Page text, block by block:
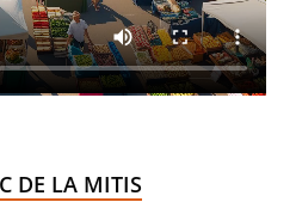
DE LA MITIS